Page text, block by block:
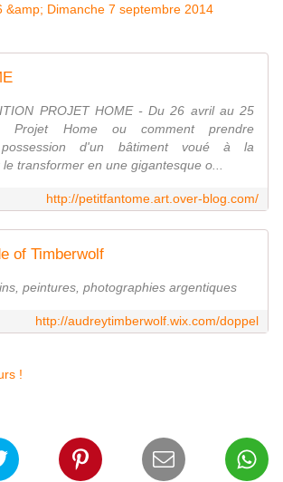
PROJET HOME - Du 26 avril au 25
Home ou comment prendre
possession d'un bâtiment voué à la
transformer en une gigantesque o...
http://petitfantome.art.over-blog.com/
of Timberwolf
peintures, photographies argentiques
http://audreytimberwolf.wix.com/doppel
!